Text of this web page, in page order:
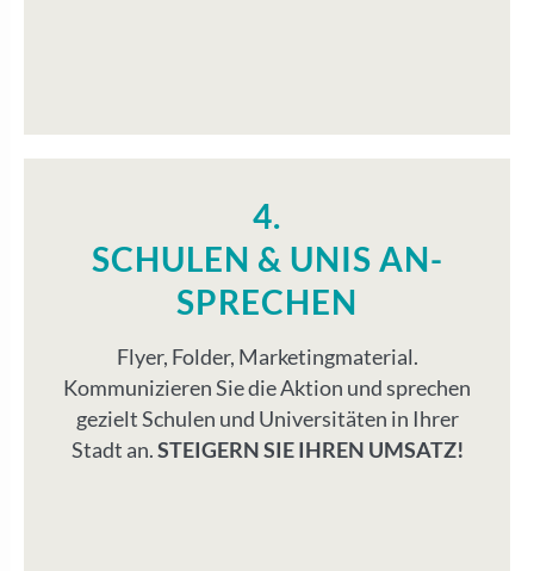
4.
SCHULEN & UNIS AN­
SPRECHEN
Flyer, Folder, Marketingmaterial.
Kommunizieren Sie die Aktion und sprechen
gezielt Schulen und Universitäten in Ihrer
Stadt an.STEIGERN SIE IHREN UMSATZ!